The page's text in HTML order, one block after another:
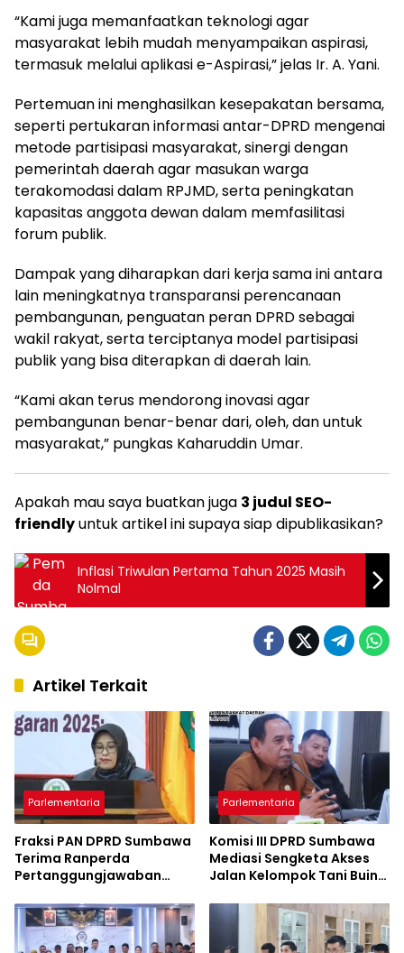
“Kami juga memanfaatkan teknologi agar
masyarakat lebih mudah menyampaikan aspirasi,
termasuk melalui aplikasi e-Aspirasi,” jelas Ir. A. Yani.
Pertemuan ini menghasilkan kesepakatan bersama,
seperti pertukaran informasi antar-DPRD mengenai
metode partisipasi masyarakat, sinergi dengan
pemerintah daerah agar masukan warga
terakomodasi dalam RPJMD, serta peningkatan
kapasitas anggota dewan dalam memfasilitasi
forum publik.
Dampak yang diharapkan dari kerja sama ini antara
lain meningkatnya transparansi perencanaan
pembangunan, penguatan peran DPRD sebagai
wakil rakyat, serta terciptanya model partisipasi
publik yang bisa diterapkan di daerah lain.
“Kami akan terus mendorong inovasi agar
pembangunan benar-benar dari, oleh, dan untuk
masyarakat,” pungkas Kaharuddin Umar.
Apakah mau saya buatkan juga 3 judul SEO-
friendlyuntuk artikel ini supaya siap dipublikasikan?
Inflasi Triwulan Pertama Tahun 2025 Masih
Nolmal
Artikel Terkait
Parlementaria
Fraksi PAN DPRD Sumbawa
Terima Ranperda
Pertanggungjawaban
Rp201,68 Miliar dan Kinerja
OPD
Parlementaria
Komisi III DPRD Sumbawa
Mediasi Sengketa Akses
Jalan Kelompok Tani Buin